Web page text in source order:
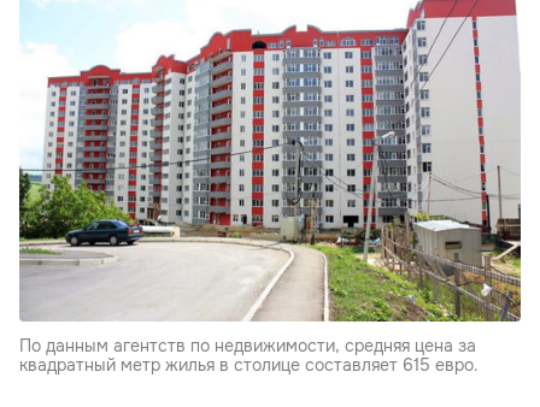
По данным агентств по недвижимости, средняя цена за
квадратный метр жилья в столице составляет 615 евро.